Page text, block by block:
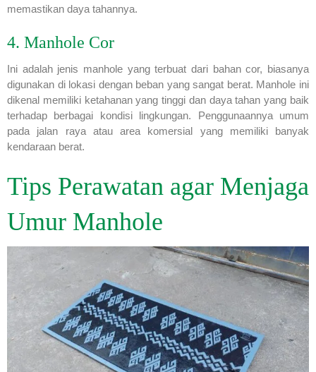
memastikan daya tahannya.
4. Manhole Cor
Ini adalah jenis manhole yang terbuat dari bahan cor, biasanya
digunakan di lokasi dengan beban yang sangat berat. Manhole ini
dikenal memiliki ketahanan yang tinggi dan daya tahan yang baik
terhadap berbagai kondisi lingkungan. Penggunaannya umum
pada jalan raya atau area komersial yang memiliki banyak
kendaraan berat.
Tips Perawatan agar Menjaga
Umur Manhole